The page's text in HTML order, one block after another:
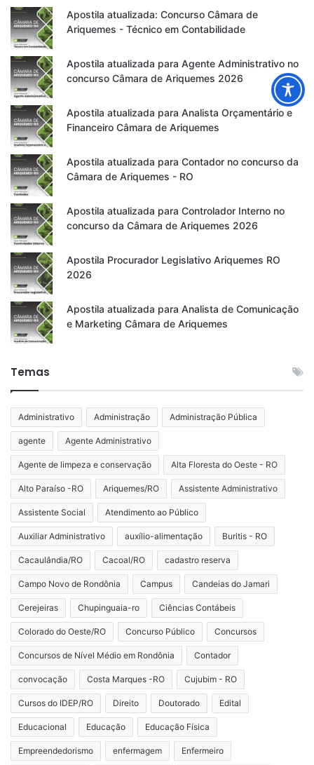
Apostila atualizada: Concurso Câmara de
Ariquemes - Técnico em Contabilidade
Apostila atualizada para Agente Administrativo no
concurso Câmara de Ariquemes 2026
Apostila atualizada para Analista Orçamentário e
Financeiro Câmara de Ariquemes
Apostila atualizada para Contador no concurso da
Câmara de Ariquemes - RO
Apostila atualizada para Controlador Interno no
concurso da Câmara de Ariquemes 2026
Apostila Procurador Legislativo Ariquemes RO
2026
Apostila atualizada para Analista de Comunicação
e Marketing Câmara de Ariquemes
Temas
Administrativo Administração Administração Pública
agente Agente Administrativo
Agente de limpeza e conservação Alta Floresta do Oeste - RO
Alto Paraíso -RO Ariquemes/RO Assistente Administrativo
Assistente Social Atendimento ao Público
Auxiliar Administrativo auxílio-alimentação Buritis - RO
Cacaulândia/RO Cacoal/RO cadastro reserva
Campo Novo de Rondônia Campus Candeias do Jamari
Cerejeiras Chupinguaia-ro Ciências Contábeis
Colorado do Oeste/RO Concurso Público Concursos
Concursos de Nível Médio em Rondônia Contador
convocação Costa Marques -RO Cujubim - RO
Cursos do IDEP/RO Direito Doutorado Edital
Educacional Educação Educação Física
Empreendedorismo enfermagem Enfermeiro